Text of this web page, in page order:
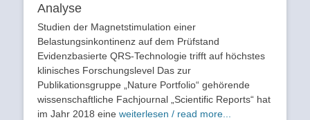
Analyse
Studien der Magnetstimulation einer
Belastungsinkontinenz auf dem Prüfstand
Evidenzbasierte QRS-Technologie trifft auf höchstes
klinisches Forschungslevel Das zur
Publikationsgruppe „Nature Portfolio“ gehörende
wissenschaftliche Fachjournal „Scientific Reports“ hat
im Jahr 2018 eine weiterlesen / read more...